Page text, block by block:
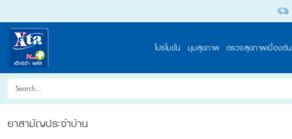
content
โปรโมชั่น มุมสุขภาพ ตรวจสุขภาพเบื้องต้น
Search
for:
ยาสามัญประจำบ้าน